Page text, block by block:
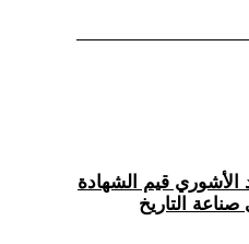
الأشوري قيم الشهادة
التاريخ